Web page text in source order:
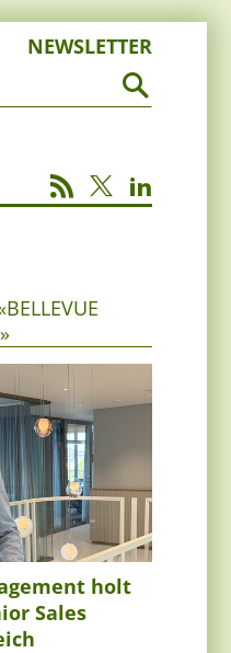
NEWSLETTER
holt
Sales